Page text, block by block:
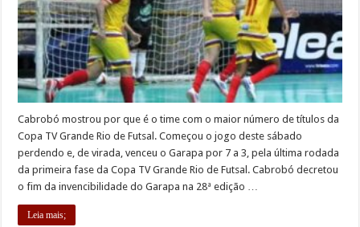
Cabrobó mostrou por que é o time com o maior número de títulos da
Copa TV Grande Rio de Futsal. Começou o jogo deste sábado
perdendo e, de virada, venceu o Garapa por 7 a 3, pela última rodada
da primeira fase da Copa TV Grande Rio de Futsal. Cabrobó decretou
o fim da invencibilidade do Garapa na 28ª edição …
Leia mais;